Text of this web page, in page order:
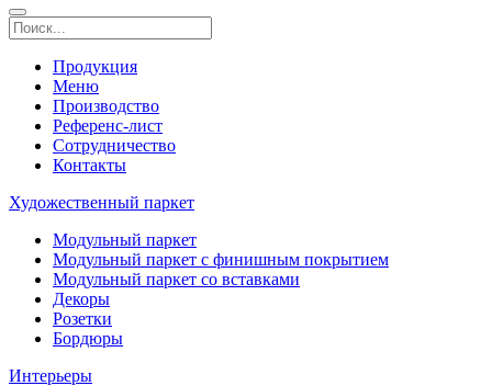
Продукция
Меню
Производство
Референс-лист
Сотрудничество
Контакты
Художественный паркет
Модульный паркет
Модульный паркет с финишным покрытием
Модульный паркет со вставками
Декоры
Розетки
Бордюры
Интерьеры